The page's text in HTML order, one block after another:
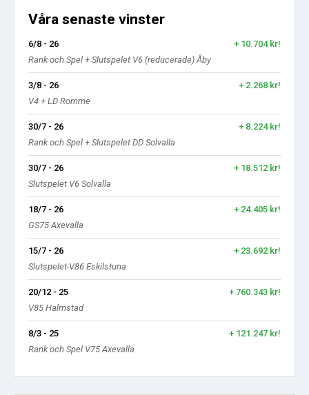
Våra senaste vinster
6/8 - 26
+ 10.704 kr!
Rank och Spel + Slutspelet V6 (reducerade) Åby
3/8 - 26
+ 2.268 kr!
V4 + LD Romme
30/7 - 26
+ 8.224 kr!
Rank och Spel + Slutspelet DD Solvalla
30/7 - 26
+ 18.512 kr!
Slutspelet V6 Solvalla
18/7 - 26
+ 24.405 kr!
GS75 Axevalla
15/7 - 26
+ 23.692 kr!
Slutspelet-V86 Eskilstuna
20/12 - 25
+ 760.343 kr!
V85 Halmstad
8/3 - 25
+ 121.247 kr!
Rank och Spel V75 Axevalla